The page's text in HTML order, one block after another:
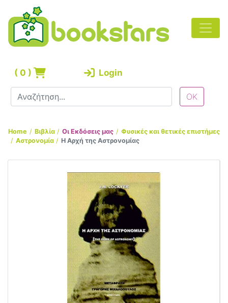
( 0 ) Login
Home Βιβλία Οι Εκδόσεις μας
Φυσικές και θετικές επιστήμες
Αστρονομία
Η Αρχή της Αστρονομίας